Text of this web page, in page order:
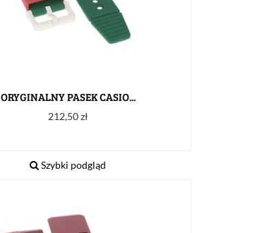
ORYGINALNY PASEK CASIO...
Cena
212,50 zł
Szybki podgląd